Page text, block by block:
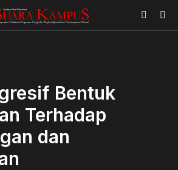
Bentuk
Terhadap
dan